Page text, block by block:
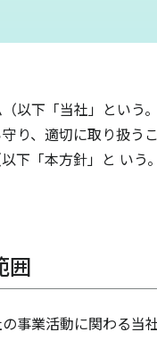
以下「当社」という
り、適切に取り扱う
下「本方針」と い
囲
事業活動に関わる当